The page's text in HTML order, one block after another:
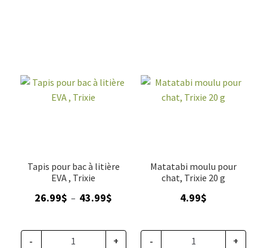
Tapis pour bac à litière
EVA , Trixie
26.99$ – 43.99$
26.99$
- +
Matatabi moulu pour
chat, Trixie 20 g
4.99$
- +